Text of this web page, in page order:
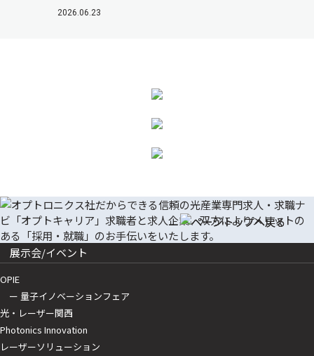
2026.06.23
展示会/イベント
OPIE
ー 量子イノベーションフェア
光・レーザー関西
Photonics Innovation
レーザーソリューション